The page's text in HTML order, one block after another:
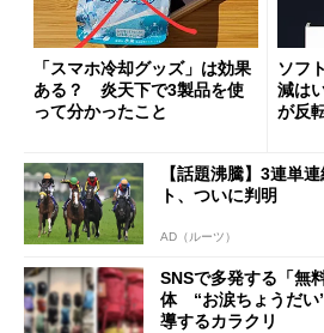
「スマホ冷却グッズ」は効果
ある？ 炎天下で3製品を使
って分かったこと
ソフ
減は
が反
【話題沸騰】3連単
ト、ついに判明
AD（ルーツ）
SNSで多発する「無
体 “お涙ちょうだい
導するカラクリ